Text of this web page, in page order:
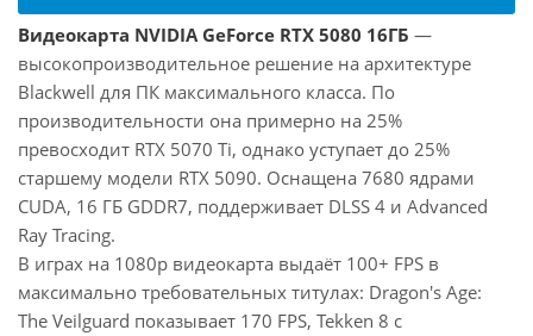
Видеокарта NVIDIA GeForce RTX 5080 16ГБ —
высокопроизводительное решение на архитектуре
Blackwell для ПК максимального класса. По
производительности она примерно на 25%
превосходит RTX 5070 Ti, однако уступает до 25%
старшему модели RTX 5090. Оснащена 7680 ядрами
CUDA, 16 ГБ GDDR7, поддерживает DLSS 4 и Advanced
Ray Tracing.
В играх на 1080p видеокарта выдаёт 100+ FPS в
максимально требовательных титулах: Dragon's Age:
The Veilguard показывает 170 FPS, Tekken 8 с